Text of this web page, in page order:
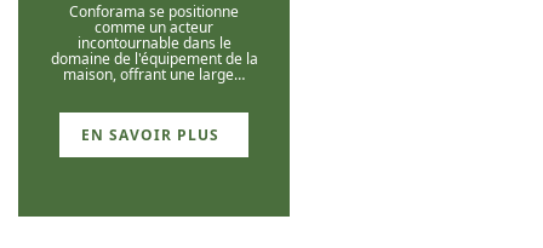
Conforama se positionne
comme un acteur
incontournable dans le
domaine de l'équipement de la
maison, offrant une large…
EN SAVOIR PLUS